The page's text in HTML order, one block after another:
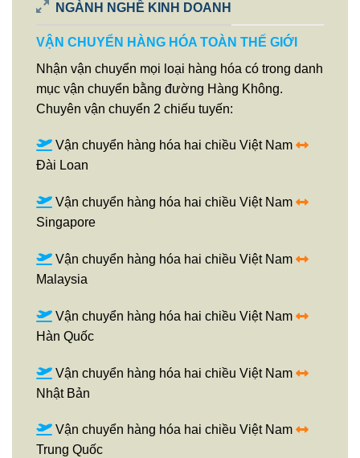
NGÀNH NGHỀ KINH DOANH
VẬN CHUYỂN HÀNG HÓA TOÀN THẾ GIỚI
Nhận vận chuyển mọi loại hàng hóa có trong danh
mục vận chuyển bằng đường Hàng Không.
Chuyên vận chuyển 2 chiếu tuyến:
Vận chuyển hàng hóa hai chiều Việt Nam
Đài Loan
Vận chuyển hàng hóa hai chiều Việt Nam
Singapore
Vận chuyển hàng hóa hai chiều Việt Nam
Malaysia
Vận chuyển hàng hóa hai chiều Việt Nam
Hàn Quốc
Vận chuyển hàng hóa hai chiều Việt Nam
Nhật Bản
Vận chuyển hàng hóa hai chiều Việt Nam
Trung Quốc